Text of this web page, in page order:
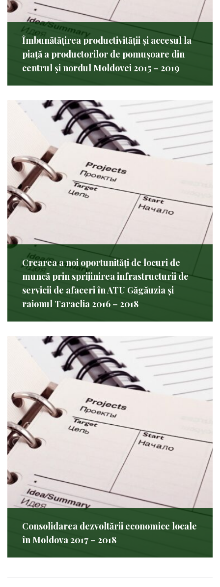
Îmbunătățirea productivității și accesul la
piață a productorilor de pomușoare din
centrul și nordul Moldovei 2015 – 2019
Crearea a noi oportunități de locuri de
muncă prin sprijinirea infrastructurii de
servicii de afaceri în ATU Găgăuzia și
raionul Taraclia 2016 – 2018
Consolidarea dezvoltării economice locale
în Moldova 2017 – 2018